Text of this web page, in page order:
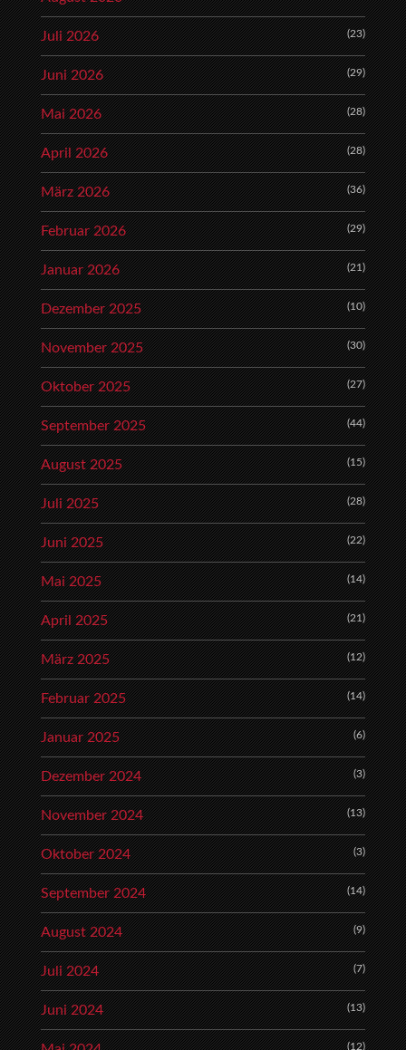
Juli 2026 (23)
Juni 2026 (29)
Mai 2026 (28)
April 2026 (28)
März 2026 (36)
Februar 2026 (29)
Januar 2026 (21)
Dezember 2025 (10)
November 2025 (30)
Oktober 2025 (27)
September 2025 (44)
August 2025 (15)
Juli 2025 (28)
Juni 2025 (22)
Mai 2025 (14)
April 2025 (21)
März 2025 (12)
Februar 2025 (14)
Januar 2025 (6)
Dezember 2024 (3)
November 2024 (13)
Oktober 2024 (3)
September 2024 (14)
August 2024 (9)
Juli 2024 (7)
Juni 2024 (13)
(12)